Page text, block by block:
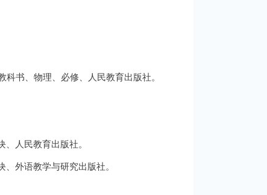
科书、物理、必修、人民教育出版社。
人民教育出版社。
外语教学与研究出版社。